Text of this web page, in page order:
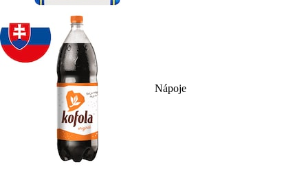
Nápoje